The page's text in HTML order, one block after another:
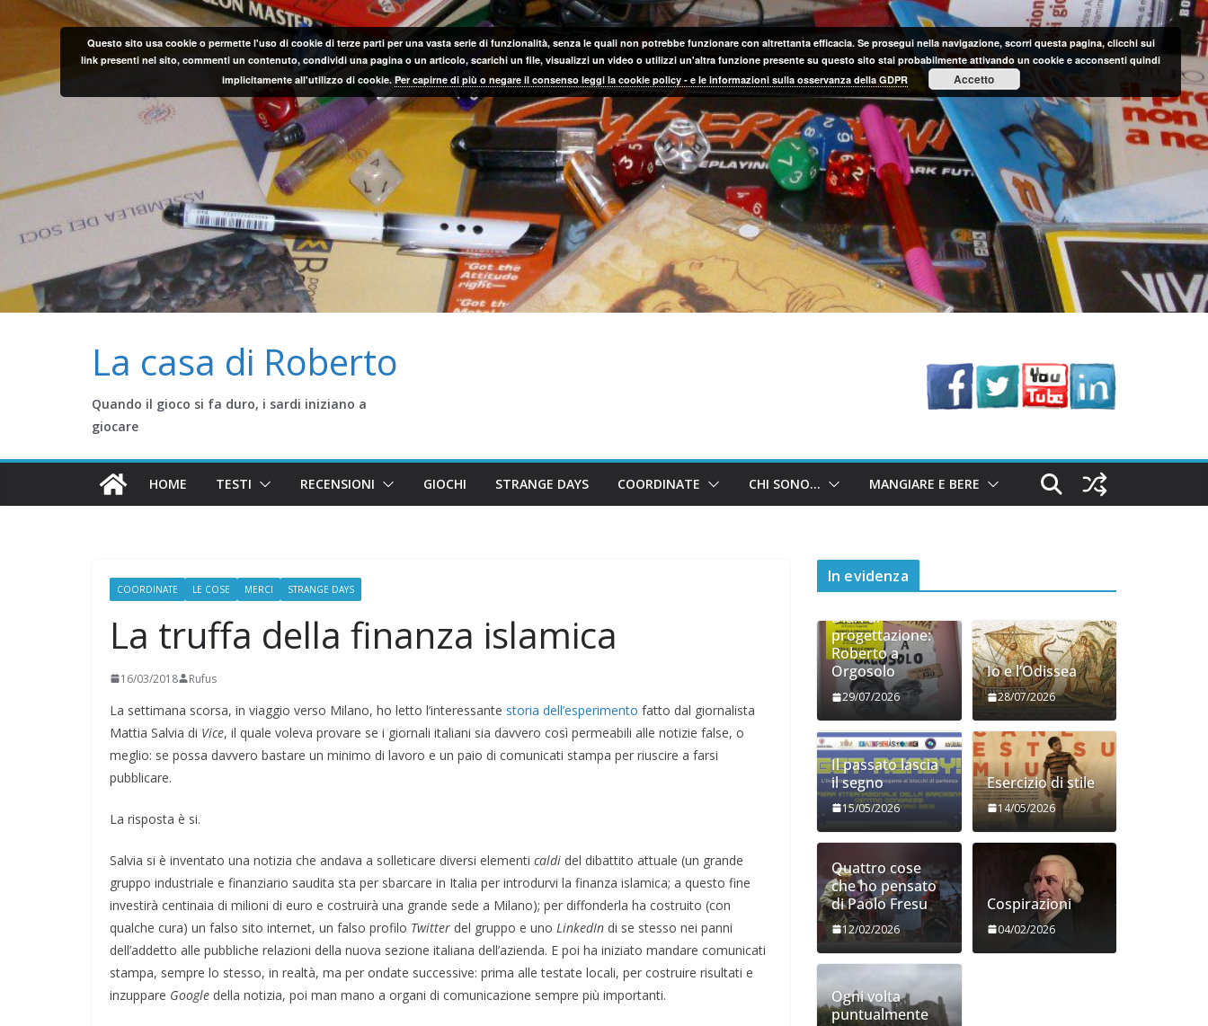
La casa di Roberto
Quando il gioco si fa duro, i sardi iniziano a
giocare
HOME TESTI RECENSIONI GIOCHI STRANGE DAYS COORDINATE CHI SONO… MANGIARE E BERE
COORDINATE LE COSE MERCI STRANGE DAYS
La truffa della finanza islamica
16/03/2018 Rufus
La settimana scorsa, in viaggio verso Milano, ho letto l’interessante storia dell’esperimento fatto dal giornalista
Mattia Salvia di Vice, il quale voleva provare se i giornali italiani sia davvero così permeabili alle notizie false, o
meglio: se possa davvero bastare un minimo di lavoro e un paio di comunicati stampa per riuscire a farsi
pubblicare.
La risposta è si.
Salvia si è inventato una notizia che andava a solleticare diversi elementi caldi del dibattito attuale (un grande
gruppo industriale e finanziario saudita sta per sbarcare in Italia per introdurvi la finanza islamica; a questo fine
investirà centinaia di milioni di euro e costruirà una grande sede a Milano); per diffonderla ha costruito (con
qualche cura) un falso sito internet, un falso profilo Twitter del gruppo e uno LinkedIn di se stesso nei panni
dell’addetto alle pubbliche relazioni della nuova sezione italiana dell’azienda. E poi ha iniziato mandare comunicati
stampa, sempre lo stesso, in realtà, ma per ondate successive: prima alle testate locali, per costruire risultati e
inzuppare Google della notizia, poi man mano a organi di comunicazione sempre più importanti.
In evidenza
Diari di
progettazione:
Roberto a
Orgosolo
29/07/2026
Io e l’Odissea
28/07/2026
Il passato lascia
il segno
15/05/2026
Esercizio di stile
14/05/2026
Quattro cose
che ho pensato
di Paolo Fresu
12/02/2026
Cospirazioni
04/02/2026
Ogni volta
puntualmente
Questo sito usa cookie o permette l'uso di cookie di terze parti per una vasta serie di funzionalità, senza le quali non potrebbe funzionare con altrettanta efficacia. Se prosegui nella navigazione, scorri questa pagina, clicchi sui
link presenti nel sito, commenti un contenuto, condividi una pagina o un articolo, scarichi un file, visualizzi un video o utilizzi un'altra funzione presente su questo sito stai probabilmente attivando un cookie e acconsenti quindi
implicitamente all'utilizzo di cookie.Per capirne di più o negare il consenso leggi la cookie policy - e le informazioni sulla osservanza della GDPR Accetto